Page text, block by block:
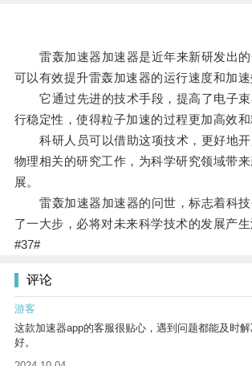
雷轰加速器加速器是近年来新研发出的
可以有效提升雷轰加速器的运行速度和加速
它通过先进的技术手段，提高了电子束
行稳定性，使得粒子加速的过程更加高效和
科研人员可以借助这项技术，更好地开
物理相关的研究工作，为科学研究领域带
展。
雷轰加速器加速器的问世，标志着科技
了一大步，必将对未来科学技术的发展产生
#37#
评论
游客
这款加速器app的客服很贴心，遇到问题都能及时
好。